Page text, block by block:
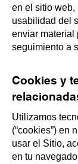
en el sitio web,
usabilidad del
enviar material
seguimiento a
Cookies y
Utilizamos
(“cookies”) en
usar el Sitio,
en tu